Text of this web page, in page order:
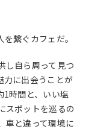
繋ぐカフェだ。
し自ら周って見つ
力に出会うことが
1時間と、いい塩
スポットを巡るの
車と違って環境に